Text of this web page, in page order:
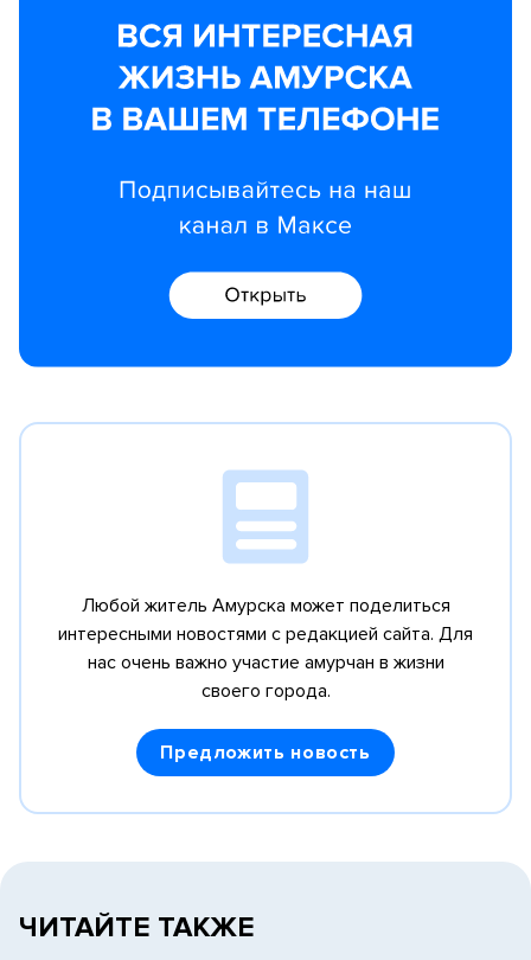
Любой житель Амурска может поделиться
интересными новостями с редакцией сайта. Для
нас очень важно участие амурчан в жизни
своего города.
Предложить новость
ЧИТАЙТЕ ТАКЖЕ